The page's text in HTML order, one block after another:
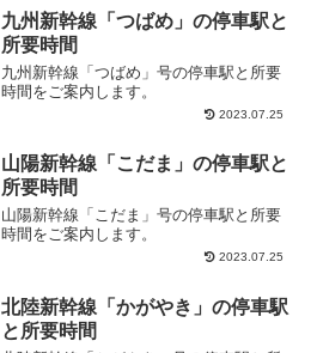
九州新幹線「つばめ」の停車駅と
所要時間
九州新幹線「つばめ」号の停車駅と所要
時間をご案内します。
2023.07.25
山陽新幹線「こだま」の停車駅と
所要時間
山陽新幹線「こだま」号の停車駅と所要
時間をご案内します。
2023.07.25
北陸新幹線「かがやき」の停車駅
と所要時間